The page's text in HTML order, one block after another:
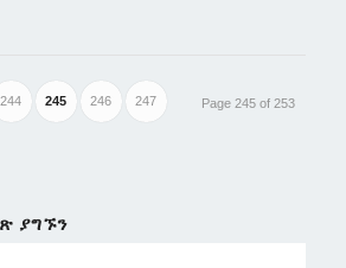
Page 245 of 253
244 245 246 247
ያግኙን